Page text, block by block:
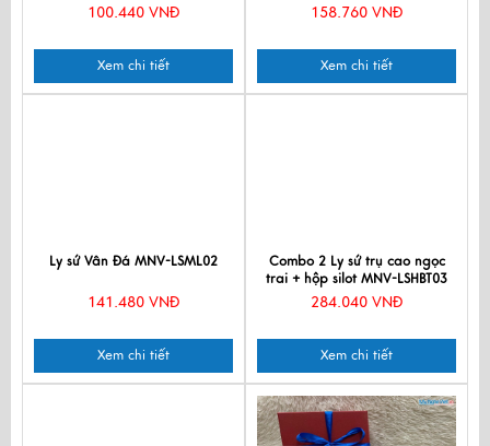
100.440 VNĐ
Xem chi tiết
158.760 VNĐ
Xem chi tiết
Ly sứ Vân Đá MNV-LSML02
141.480 VNĐ
Xem chi tiết
Combo 2 Ly sứ trụ cao ngọc
trai + hộp silot MNV-LSHBT03
284.040 VNĐ
Xem chi tiết